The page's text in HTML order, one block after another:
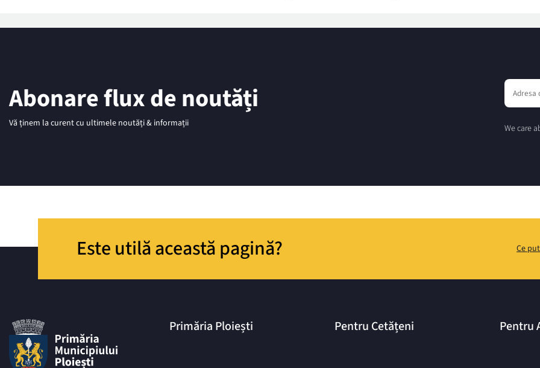
Abonare flux de noutăți
Vă ținem la curent cu ultimele noutăți & informații We care
Este utilă această pagină? Ce
Primăria Ploiești Pentru Cetățeni Pentru